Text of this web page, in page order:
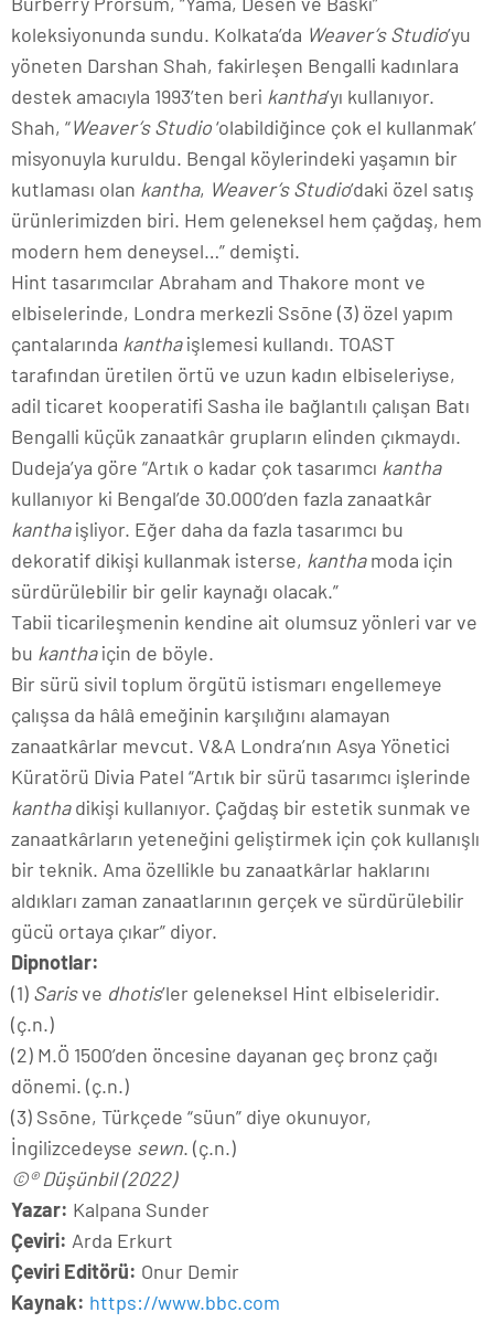
koleksiyonunda sundu. Kolkata’da Weaver’s Studio’yu
yöneten Darshan Shah, fakirleşen Bengalli kadınlara
destek amacıyla 1993’ten beri kantha’yı kullanıyor.
Shah, “Weaver’s Studio‘olabildiğince çok el kullanmak’
misyonuyla kuruldu. Bengal köylerindeki yaşamın bir
kutlaması olan kantha, Weaver’s Studio’daki özel satış
ürünlerimizden biri. Hem geleneksel hem çağdaş, hem
modern hem deneysel…” demişti.
Hint tasarımcılar Abraham and Thakore mont ve
elbiselerinde, Londra merkezli Ssōne (3) özel yapım
çantalarında kanthaişlemesi kullandı. TOAST
tarafından üretilen örtü ve uzun kadın elbiseleriyse,
adil ticaret kooperatifi Sasha ile bağlantılı çalışan Batı
Bengalli küçük zanaatkâr grupların elinden çıkmaydı.
Dudeja’ya göre “Artık o kadar çok tasarımcı kantha
kullanıyor ki Bengal’de 30.000’den fazla zanaatkâr
kanthaişliyor. Eğer daha da fazla tasarımcı bu
dekoratif dikişi kullanmak isterse, kanthamoda için
sürdürülebilir bir gelir kaynağı olacak.”
Tabii ticarileşmenin kendine ait olumsuz yönleri var ve
bu kanthaiçin de böyle.
Bir sürü sivil toplum örgütü istismarı engellemeye
çalışsa da hâlâ emeğinin karşılığını alamayan
zanaatkârlar mevcut. V&A Londra’nın Asya Yönetici
Küratörü Divia Patel “Artık bir sürü tasarımcı işlerinde
kanthadikişi kullanıyor. Çağdaş bir estetik sunmak ve
zanaatkârların yeteneğini geliştirmek için çok kullanışlı
bir teknik. Ama özellikle bu zanaatkârlar haklarını
aldıkları zaman zanaatlarının gerçek ve sürdürülebilir
gücü ortaya çıkar” diyor.
Dipnotlar:
(1) Sarisve dhotis’ler geleneksel Hint elbiseleridir.
(ç.n.)
(2) M.Ö 1500’den öncesine dayanan geç bronz çağı
dönemi. (ç.n.)
(3) Ssōne, Türkçede “süun” diye okunuyor,
İngilizcedeyse sewn. (ç.n.)
©® Düşünbil (2022)
Yazar: Kalpana Sunder
Çeviri: Arda Erkurt
Çeviri Editörü: Onur Demir
Kaynak: https://www.bbc.com